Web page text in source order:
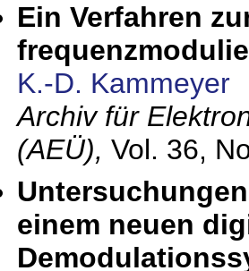
Ein Verfahren
K.-D. Kammeyer
Archiv für
(AEÜ), Vol. 36,
einem neuen